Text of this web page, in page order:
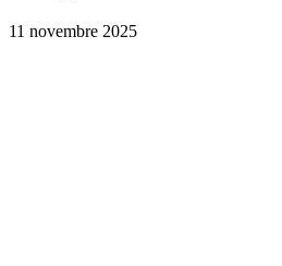
11 novembre 2025